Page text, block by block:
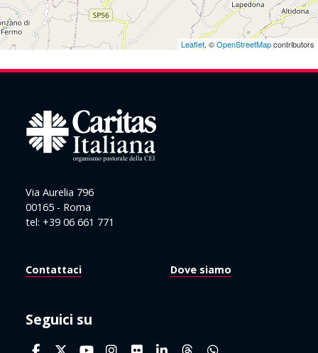
Leaflet, ©OpenStreetMapcontributors
Via Aurelia 796
00165 - Roma
tel: +39 06 661 771
Contattaci Dove siamo
Seguici su